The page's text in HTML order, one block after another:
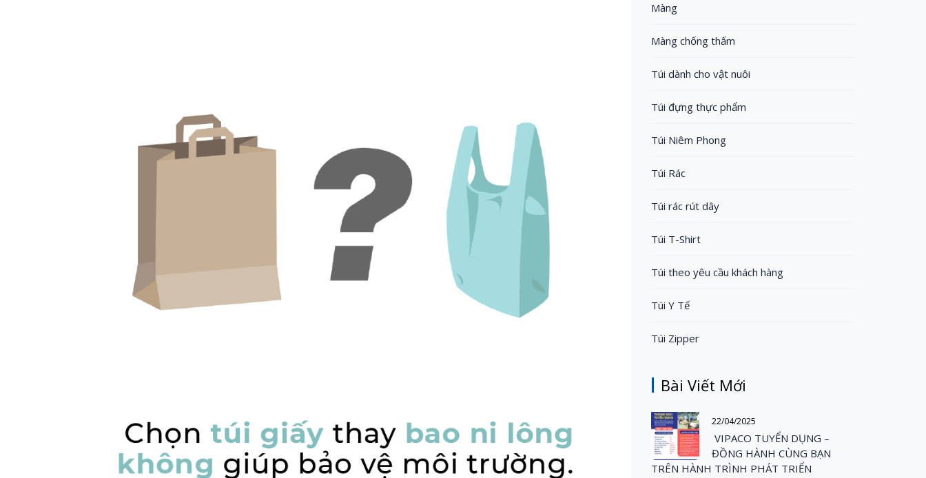
Màng
Màng chống thấm
Túi dành cho vật nuôi
Túi đựng thực phẩm
Túi Niêm Phong
Túi Rác
Túi rác rút dây
Túi T-Shirt
Túi theo yêu cầu khách hàng
Túi Y Tế
Túi Zipper
Bài Viết Mới
22/04/2025
VIPACO TUYỂN DỤNG –
ĐỒNG HÀNH CÙNG BẠN
TRÊN HÀNH TRÌNH PHÁT TRIỂN